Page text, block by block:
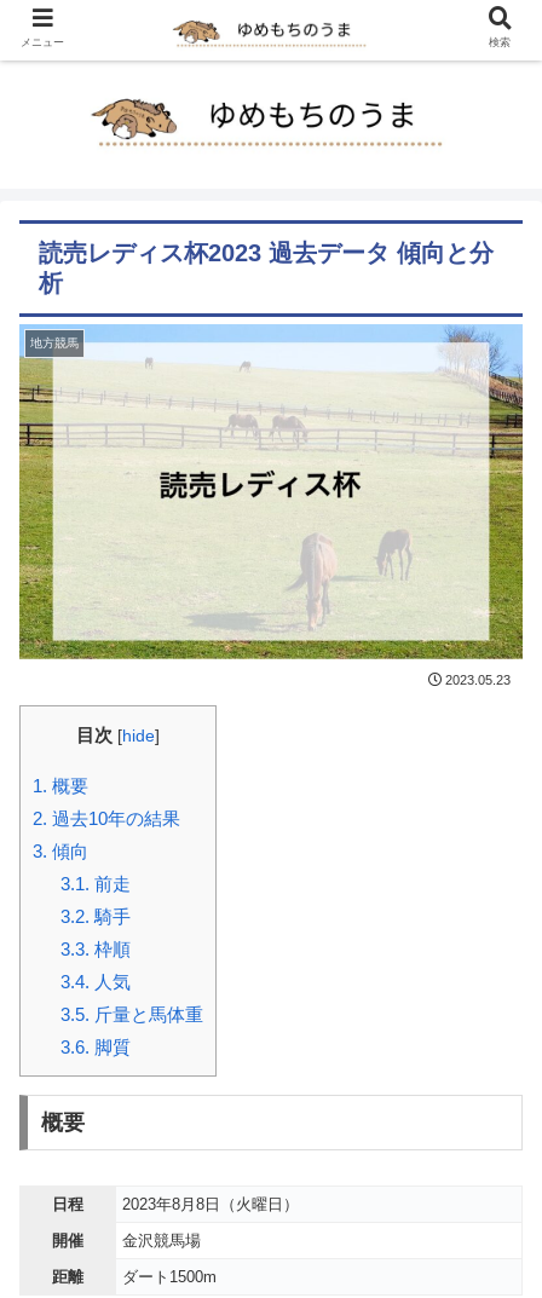
読売レディス杯2023 過去データ 傾向と分
析
地方競馬
2023.05.23
目次 [hide]
1. 概要
2. 過去10年の結果
3. 傾向
3.1. 前走
3.2. 騎手
3.3. 枠順
3.4. 人気
3.5. 斤量と馬体重
3.6. 脚質
概要
日程
2023年8月8日（火曜日）
開催
金沢競馬場
距離
ダート1500m
メニュー 検索